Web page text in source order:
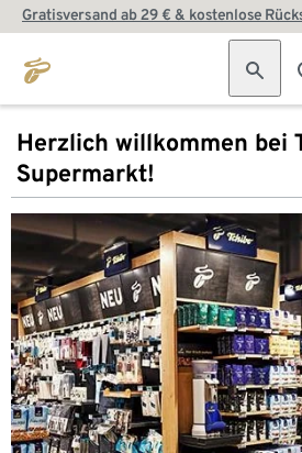
Gratisversand ab 29 € & kostenlose
Herzlich willkommen bei
Supermarkt!